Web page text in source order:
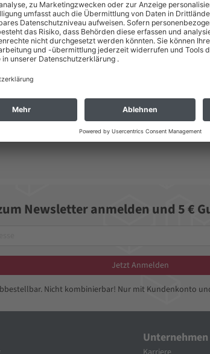
Befestigungen in ungerissenem Beton. Dank des
flexibel einzusetzen. Neben der Vorsteck- und der
aus galvanisch verzinktem Stahl ist der
Newsletter anmelden und 5 €
Jetzt Anmelden
Nicht kombinierbar! Nur mit Kundenkonto
Unternehmen